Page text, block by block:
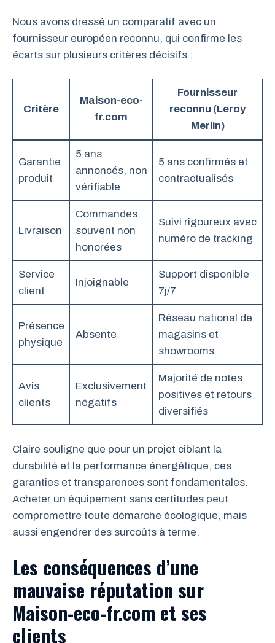
Nous avons dressé un comparatif avec un
fournisseur européen reconnu, qui confirme les
écarts sur plusieurs critères décisifs :
Critère
Maison-eco-
fr.com
Fournisseur
reconnu (Leroy
Merlin)
Garantie
produit
5 ans
annoncés, non
vérifiable
5 ans confirmés et
contractualisés
Livraison
Commandes
souvent non
honorées
Suivi rigoureux avec
numéro de tracking
Service
client
Injoignable
Support disponible
7j/7
Présence
physique
Absente
Réseau national de
magasins et
showrooms
Avis
clients
Exclusivement
négatifs
Majorité de notes
positives et retours
diversifiés
Claire souligne que pour un projet ciblant la
durabilité et la performance énergétique, ces
garanties et transparences sont fondamentales.
Acheter un équipement sans certitudes peut
compromettre toute démarche écologique, mais
aussi engendrer des surcoûts à terme.
Les conséquences d’une
mauvaise réputation sur
Maison-eco-fr.com et ses
clients